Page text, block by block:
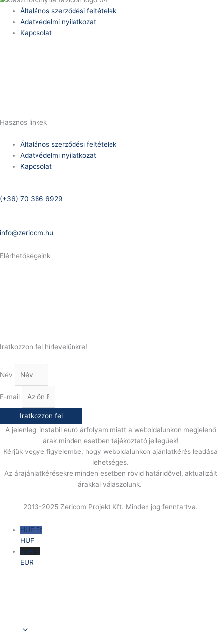
Általános szerződési feltételek
Adatvédelmi nyilatkozat
Kapcsolat
Hasznos linkek
Általános szerződési feltételek
Adatvédelmi nyilatkozat
Kapcsolat
(+36) 70 386 6929
info@zericom.hu
Elérhetőségeink
Iratkozzon fel hírlevelünkre!
Név
E-mail
Iratkozzon fel
A jelenlegi instabil euró árfolyam miatt a weboldalunkon megjelenő
árak minden esetben tájékoztató jellegűek!
Kérjük vegye figyelembe, hogy weboldalunkon ajánlatkérés leadása
lehetséges.
Az árajánlatkérésekre minden esetben rövid határidővel, aktualizált
árakkal válaszolunk.
2013-2025 Zericom Projekt Kft. Minden jog fenntartva.
HUF Ft
HUF
EUR €
EUR